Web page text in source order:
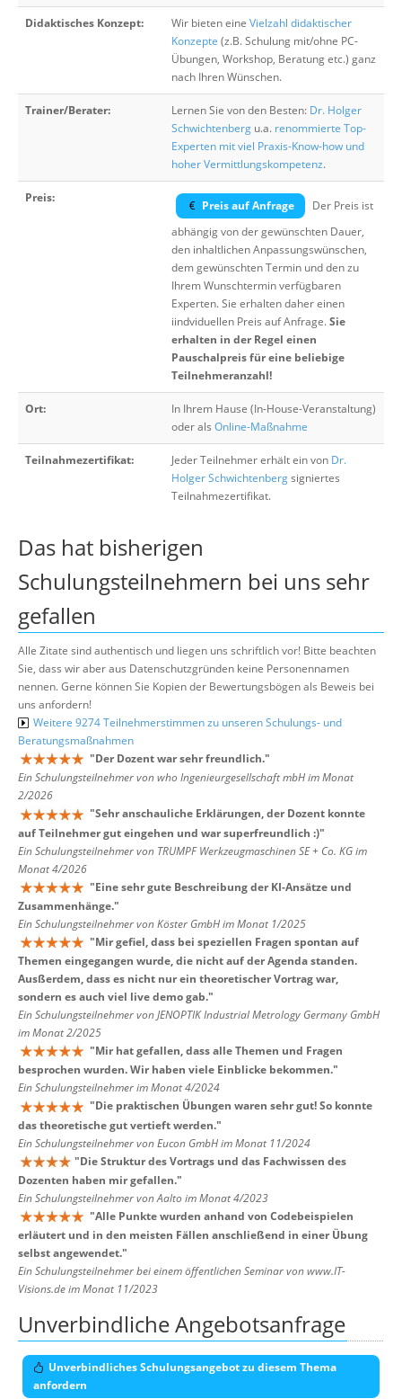
Didaktisches Konzept: Wir bieten eine Vielzahl didaktischer
Konzepte (z.B. Schulung mit/ohne PC-
Übungen, Workshop, Beratung etc.) ganz
nach Ihren Wünschen.
Trainer/Berater: Lernen Sie von den Besten: Dr. Holger
Schwichtenberg u.a. renommierte Top-
Experten mit viel Praxis-Know-how und
hoher Vermittlungskompetenz.
Preis:
Preis auf Anfrage
Der Preis ist
abhängig von der gewünschten Dauer,
den inhaltlichen Anpassungswünschen,
dem gewünschten Termin und den zu
Ihrem Wunschtermin verfügbaren
Experten. Sie erhalten daher einen
iindviduellen Preis auf Anfrage.Sie
erhalten in der Regel einen
Pauschalpreis für eine beliebige
Teilnehmeranzahl!
Ort:
In Ihrem Hause (In-House-Veranstaltung)
oder als Online-Maßnahme
Teilnahmezertifikat: Jeder Teilnehmer erhält ein von Dr.
Holger Schwichtenbergsigniertes
Teilnahmezertifikat.
Das hat bisherigen
Schulungsteilnehmern bei uns sehr
gefallen
Alle Zitate sind authentisch und liegen uns schriftlich vor! Bitte beachten
Sie, dass wir aber aus Datenschutzgründen keine Personennamen
nennen. Gerne können Sie Kopien der Bewertungsbögen als Beweis bei
uns anfordern!
Weitere 9274 Teilnehmerstimmen zu unseren Schulungs- und
Beratungsmaßnahmen
"Der Dozent war sehr freundlich."
Ein Schulungsteilnehmer von who Ingenieurgesellschaft mbH im Monat
2/2026
"Sehr anschauliche Erklärungen, der Dozent konnte
auf Teilnehmer gut eingehen und war superfreundlich :)"
Ein Schulungsteilnehmer von TRUMPF Werkzeugmaschinen SE + Co. KG im
Monat 4/2026
"Eine sehr gute Beschreibung der KI-Ansätze und
Zusammenhänge."
Ein Schulungsteilnehmer von Köster GmbH im Monat 1/2025
"Mir gefiel, dass bei speziellen Fragen spontan auf
Themen eingegangen wurde, die nicht auf der Agenda standen.
Ausßerdem, dass es nicht nur ein theoretischer Vortrag war,
sondern es auch viel live demo gab."
Ein Schulungsteilnehmer von JENOPTIK Industrial Metrology Germany GmbH
im Monat 2/2025
"Mir hat gefallen, dass alle Themen und Fragen
besprochen wurden. Wir haben viele Einblicke bekommen."
Ein Schulungsteilnehmer im Monat 4/2024
"Die praktischen Übungen waren sehr gut! So konnte
das theoretische gut vertieft werden."
Ein Schulungsteilnehmer von Eucon GmbH im Monat 11/2024
"Die Struktur des Vortrags und das Fachwissen des
Dozenten haben mir gefallen."
Ein Schulungsteilnehmer von Aalto im Monat 4/2023
"Alle Punkte wurden anhand von Codebeispielen
erläutert und in den meisten Fällen anschließend in einer Übung
selbst angewendet."
Ein Schulungsteilnehmer bei einem öffentlichen Seminar von www.IT-
Visions.de im Monat 11/2023
Unverbindliche Angebotsanfrage
Unverbindliches Schulungsangebot zu diesem Thema
anfordern